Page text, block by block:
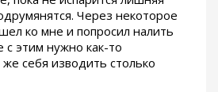
Через некоторое
ко мне и попросил налить
этим нужно как-то
себя изводить столько